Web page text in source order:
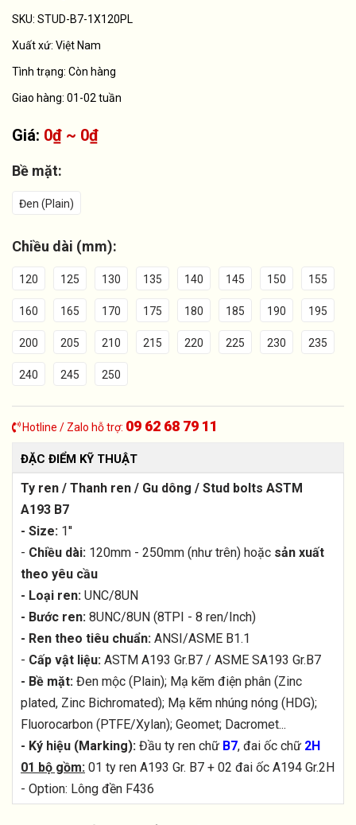
SKU: STUD-B7-1X120PL
Xuất xứ: Việt Nam
Tình trạng: Còn hàng
Giao hàng: 01-02 tuần
Giá: 0₫ ~ 0₫
Bề mặt:
Đen (Plain)
Chiều dài (mm):
120 125 130 135 140 145 150 155
160 165 170 175 180 185 190 195
200 205 210 215 220 225 230 235
240 245 250
Hotline / Zalo hỗ trợ: 09 62 68 79 11
ĐẶC ĐIỂM KỸ THUẬT
Ty ren / Thanh ren / Gu dông / Stud bolts ASTM
A193 B7
- Size: 1''
- Chiều dài: 120mm - 250mm (như trên) hoặc sản xuất
theo yêu cầu
- Loại ren: UNC/8UN
- Bước ren: 8UNC/8UN (8TPI - 8 ren/Inch)
- Ren theo tiêu chuẩn: ANSI/ASME B1.1
- Cấp vật liệu: ASTM A193 Gr.B7 / ASME SA193 Gr.B7
- Bề mặt: Đen mộc (Plain); Mạ kẽm điện phân (Zinc
plated, Zinc Bichromated); Mạ kẽm nhúng nóng (HDG);
Fluorocarbon (PTFE/Xylan); Geomet; Dacromet...
- Ký hiệu (Marking): Đầu ty ren chữ B7, đai ốc chữ 2H
01 bộ gồm: 01 ty ren A193 Gr. B7 + 02 đai ốc A194 Gr.2H
- Option: Lông đền F436